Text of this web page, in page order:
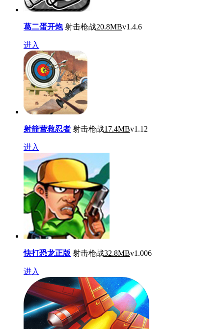
葛二蛋开炮 射击枪战20.8MBv1.4.6
进入
射箭营救忍者 射击枪战17.4MBv1.12
进入
快打恐龙正版 射击枪战32.8MBv1.006
进入